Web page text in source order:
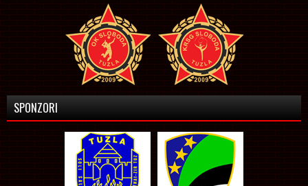
SPONZORI